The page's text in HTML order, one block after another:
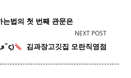
는법의 첫 번째 관문은
NEXT POST
​ 안녕하세요 (っ˘ڡ˘ς) ​ 김과장고깃집 모란직영점